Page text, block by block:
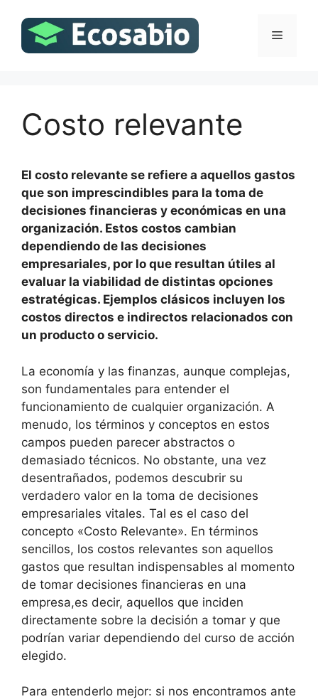
contenido
Menú
Costo relevante
El costo relevante se refiere a aquellos gastos
que son imprescindibles para la toma de
decisiones financieras y económicas en una
organización. Estos costos cambian
dependiendo de las decisiones
empresariales, por lo que resultan útiles al
evaluar la viabilidad de distintas opciones
estratégicas. Ejemplos clásicos incluyen los
costos directos e indirectos relacionados con
un producto o servicio.
La economía y las finanzas, aunque complejas,
son fundamentales para entender el
funcionamiento de cualquier organización. A
menudo, los términos y conceptos en estos
campos pueden parecer abstractos o
demasiado técnicos. No obstante, una vez
desentrañados, podemos descubrir su
verdadero valor en la toma de decisiones
empresariales vitales. Tal es el caso del
concepto «Costo Relevante». En términos
sencillos, los costos relevantes son aquellos
gastos que resultan indispensables al momento
de tomar decisiones financieras en una
empresa,es decir, aquellos que inciden
directamente sobre la decisión a tomar y que
podrían variar dependiendo del curso de acción
elegido.
Para entenderlo mejor: si nos encontramos ante